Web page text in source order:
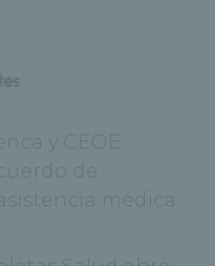
y CEOE
de
médica